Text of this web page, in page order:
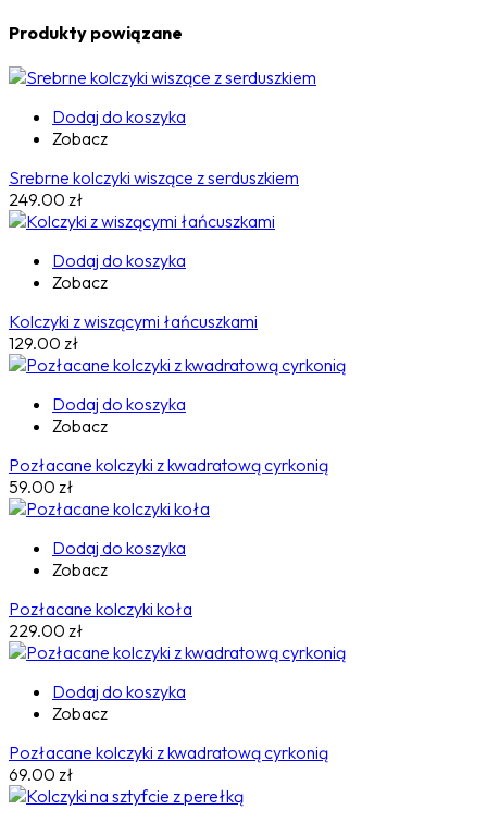
Produkty powiązane
Dodaj do koszyka
Zobacz
Srebrne kolczyki wiszące z serduszkiem
249.00 zł
Dodaj do koszyka
Zobacz
Kolczyki z wiszącymi łańcuszkami
129.00 zł
Dodaj do koszyka
Zobacz
Pozłacane kolczyki z kwadratową cyrkonią
59.00 zł
Dodaj do koszyka
Zobacz
Pozłacane kolczyki koła
229.00 zł
Dodaj do koszyka
Zobacz
Pozłacane kolczyki z kwadratową cyrkonią
69.00 zł